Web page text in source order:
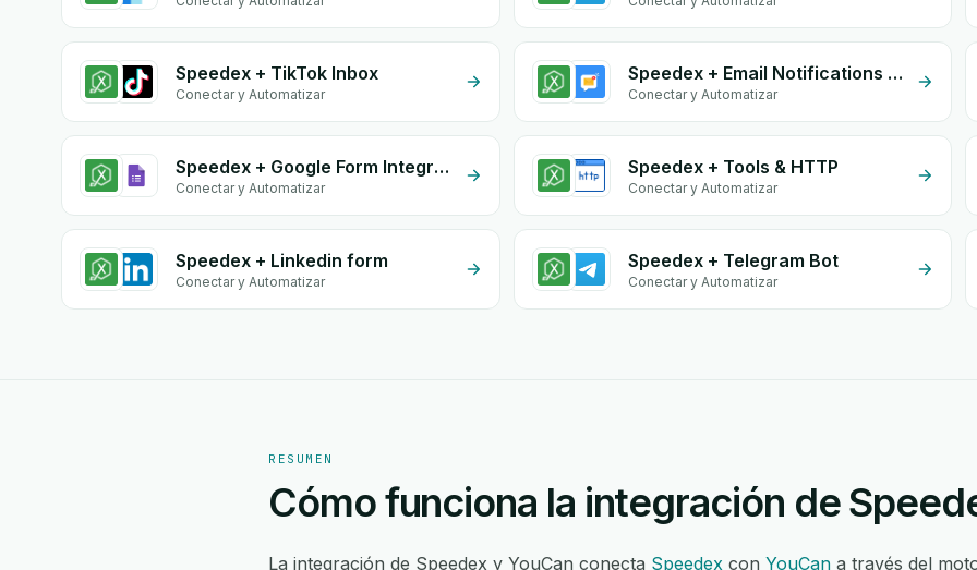
Speedex + TikTok Inbox
Conectar y Automatizar
Speedex + Email Notifications by eGrow
Conectar y Automatizar
Speedex + Google Form Integration
Conectar y Automatizar
Speedex + Tools & HTTP
Conectar y Automatizar
Speedex + Linkedin form
Conectar y Automatizar
Speedex + Telegram Bot
Conectar y Automatizar
RESUMEN
Cómo funciona la integración de
La integración de Speedex y YouCan conecta Speedex con YouCan a través del